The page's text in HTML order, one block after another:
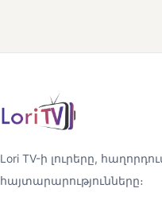
Lori TV-ի լուրերը,
հայտարարությունները։